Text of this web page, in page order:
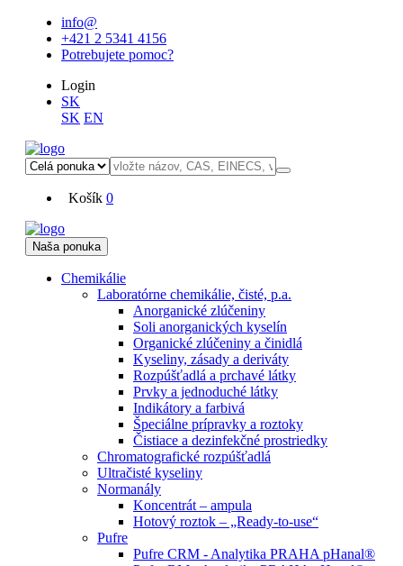
info@
+421 2 5341 4156
Potrebujete pomoc?
Login
SK
SK EN
Košík 0
Naša ponuka
Chemikálie
Laboratórne chemikálie, čisté, p.a.
Anorganické zlúčeniny
Soli anorganických kyselín
Organické zlúčeniny a činidlá
Kyseliny, zásady a deriváty
Rozpúšťadlá a prchavé látky
Prvky a jednoduché látky
Indikátory a farbivá
Špeciálne prípravky a roztoky
Čistiace a dezinfekčné prostriedky
Chromatografické rozpúšťadlá
Ultračisté kyseliny
Normanály
Koncentrát – ampula
Hotový roztok – „Ready-to-use“
Pufre
Pufre CRM - Analytika PRAHA pHanal®